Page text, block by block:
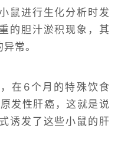
鼠进行生化分析时发
的胆汁淤积现象，其
常。
在6个月的特殊饮食
发性肝癌，这就是说
诱发了这些小鼠的肝